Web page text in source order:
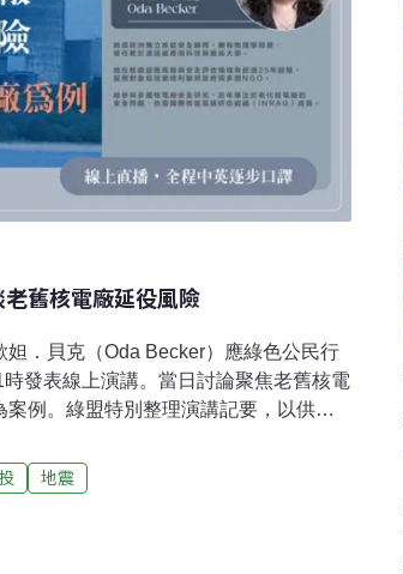
舊核電廠延役風險
．貝克（Oda Becker）應綠色公民行
發表線上演講。當日討論聚焦老舊核電
例。綠盟特別整理演講記要，以供各
由綠盟逐字整理，希望能向大家儘量
成幾個部分，首先介紹我所屬的組
地震